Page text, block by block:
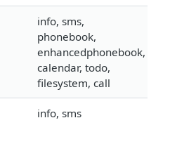
info, sms,
phonebook,
enhancedphonebook,
calendar, todo,
filesystem, call
info, sms